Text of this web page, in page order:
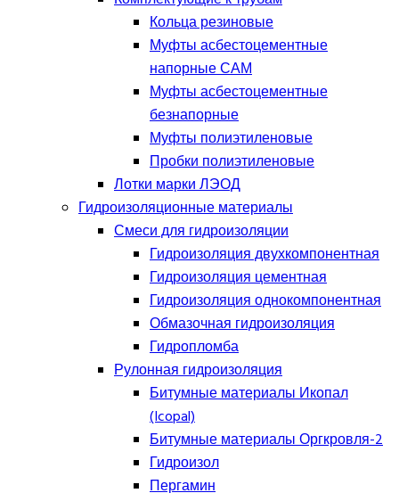
Кольца резиновые
Муфты асбестоцементные
напорные САМ
Муфты асбестоцементные
безнапорные
Муфты полиэтиленовые
Пробки полиэтиленовые
Лотки марки ЛЭОД
Гидроизоляционные материалы
Смеси для гидроизоляции
Гидроизоляция двухкомпонентная
Гидроизоляция цементная
Гидроизоляция однокомпонентная
Обмазочная гидроизоляция
Гидропломба
Рулонная гидроизоляция
Битумные материалы Икопал
(Icopal)
Битумные материалы Оргкровля-2
Гидроизол
Пергамин